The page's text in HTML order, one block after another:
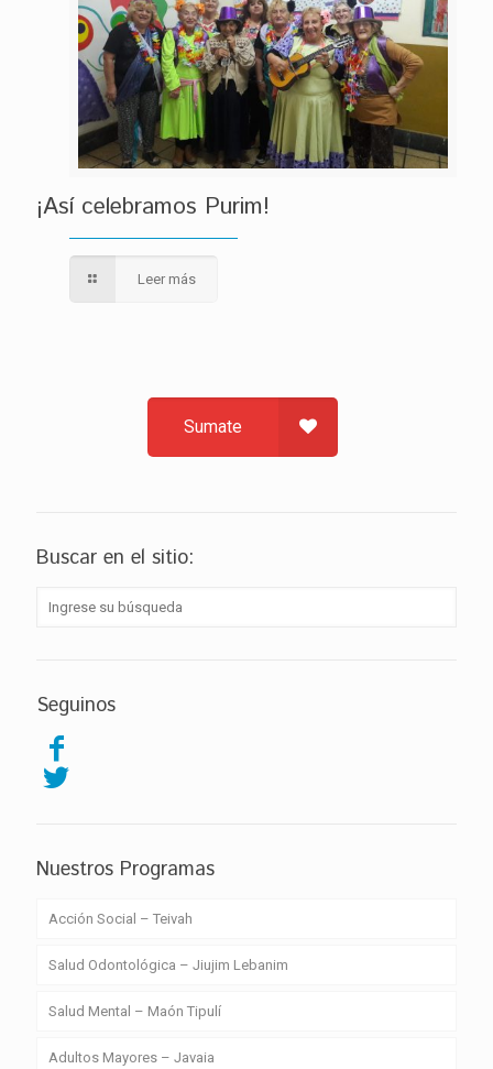
¡Así celebramos Purim!
Leer más
Sumate
Buscar en el sitio:
Seguinos
Nuestros Programas
Acción Social – Teivah
Salud Odontológica – Jiujim Lebanim
Salud Mental – Maón Tipulí
Adultos Mayores – Javaia